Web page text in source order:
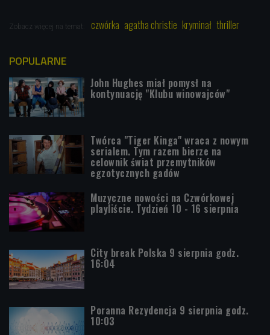
Zobacz więcej na temat: czwórka agatha christie kryminał thriller
POPULARNE
John Hughes miał pomysł na
kontynuację "Klubu winowajców"
Twórca "Tiger Kinga" wraca z nowym
serialem. Tym razem bierze na
celownik świat przemytników
egzotycznych gadów
Muzyczne nowości na Czwórkowej
playliście. Tydzień 10 - 16 sierpnia
City break Polska 9 sierpnia godz.
16:04
Poranna Rezydencja 9 sierpnia godz.
10:03